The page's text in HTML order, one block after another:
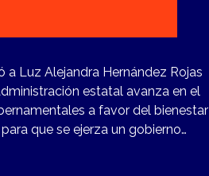
a Luz Alejandra Hernández Rojas
estatal avanza en el
a favor del bienestar
que se ejerza un gobierno…